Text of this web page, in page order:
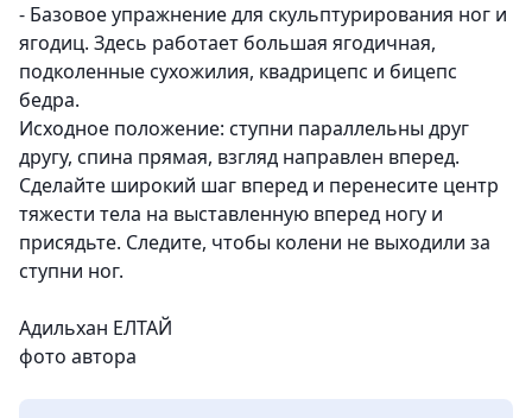
- Базовое упражнение для скульптурирования ног и
ягодиц. Здесь работает большая ягодичная,
подколенные сухожилия, квадрицепс и бицепс
бедра.
Исходное положение: ступни параллельны друг
другу, спина прямая, взгляд направлен вперед.
Сделайте широкий шаг вперед и перенесите центр
тяжести тела на выставленную вперед ногу и
присядьте. Следите, чтобы колени не выходили за
ступни ног.
Адильхан ЕЛТАЙ
фото автора